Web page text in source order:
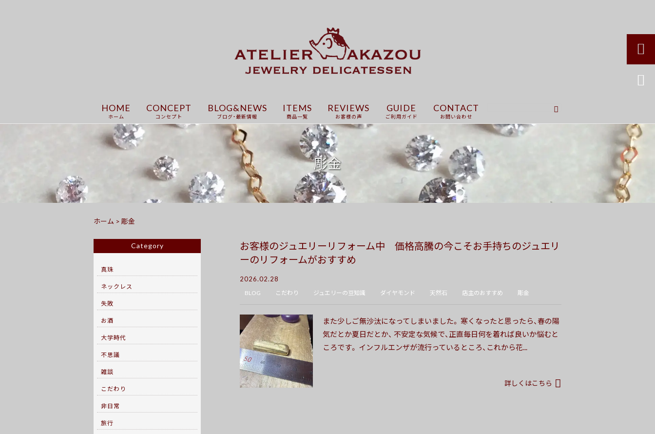
HOME
ホーム
CONCEPT
コンセプト
BLOG&NEWS
ブログ・最新情報
ITEMS
商品一覧
REVIEWS
お客様の声
GUIDE
ご利用ガイド
CONTACT
お問い合わせ
彫金
ホーム > 彫金
お客様のジュエリーリフォーム中 価格高騰の今こそお手持ちのジュエリ
ーのリフォームがおすすめ
2026.02.28
BLOG こだわり ジュエリーの豆知識 ダイヤモンド 天然石 店主のおすすめ 彫金
また少しご無沙汰になってしまいました。 寒くなったと思ったら、春の陽
気だとか夏日だとか、 不安定な気候で、正直毎日何を着れば良いか悩むと
ころです。 インフルエンザが流行っているところ、これから花...
詳しくはこちら
Category
真珠
ネックレス
失敗
お酒
大学時代
不思議
雑談
こだわり
非日常
旅行

